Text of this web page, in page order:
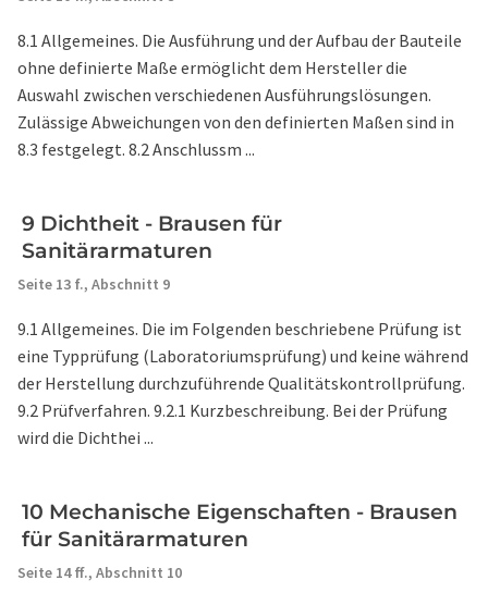
8.1 Allgemeines. Die Ausführung und der Aufbau der Bauteile
ohne definierte Maße ermöglicht dem Hersteller die
Auswahl zwischen verschiedenen Ausführungslösungen.
Zulässige Abweichungen von den definierten Maßen sind in
8.3 festgelegt. 8.2 Anschlussm ...
9 Dichtheit - Brausen für
Sanitärarmaturen
Seite 13 f., Abschnitt 9
9.1 Allgemeines. Die im Folgenden beschriebene Prüfung ist
eine Typprüfung (Laboratoriumsprüfung) und keine während
der Herstellung durchzuführende Qualitätskontrollprüfung.
9.2 Prüfverfahren. 9.2.1 Kurzbeschreibung. Bei der Prüfung
wird die Dichthei ...
10 Mechanische Eigenschaften - Brausen
für Sanitärarmaturen
Seite 14 ff., Abschnitt 10